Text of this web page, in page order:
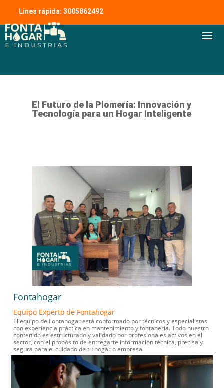
Linea rápida: 3005862492
El Futuro de la Plomería: Innovación y
Tecnología para un Hogar Inteligente
Fontahogar
Equipo Experto de Fontahogar
El equipo de Fontahogar está conformado por técnicos y especialistas
con experiencia práctica en mantenimiento y fontanería. Todo nuestro
contenido es estructurado y validado por profesionales activos en el
sector, con el propósito de entregarte información técnica, precisa y
segura para el cuidado de tu hogar o empresa.